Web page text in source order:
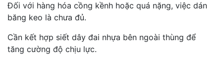
Đối với hàng hóa cồng kềnh hoặc quá nặng, việc dán
băng keo là chưa đủ.
Cần kết hợp siết dây đai nhựa bên ngoài thùng để
tăng cường độ chịu lực.